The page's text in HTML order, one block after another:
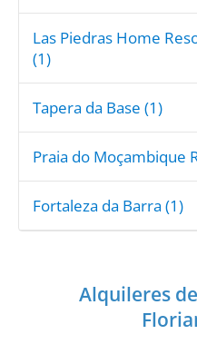
Las Piedras Home
(1)
Tapera da Base (1)
Praia do Moçambique
Fortaleza da Barra (1)
Alquileres